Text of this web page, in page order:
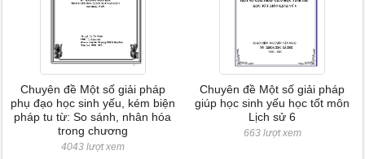
Chuyên đề Một số giải pháp
phụ đạo học sinh yếu, kém biện
pháp tu từ: So sánh, nhân hóa
trong chương
4043 lượt xem
Chuyên đề Một số giải pháp
giúp học sinh yếu học tốt môn
Lịch sử 6
663 lượt xem